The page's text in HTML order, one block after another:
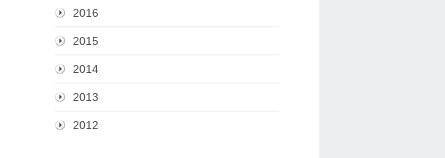
2016
2015
2014
2013
2012